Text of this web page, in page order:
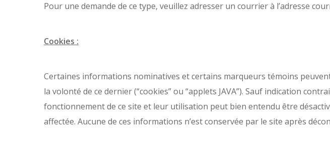
Pour une demande de ce type, veuillez adresser un courrier à l’adresse
Cookies :
Certaines informations nominatives et certains marqueurs témoins
la volonté de ce dernier (“cookies” ou “applets JAVA”). Sauf indication
fonctionnement de ce site et leur utilisation peut bien entendu être
affectée. Aucune de ces informations n’est conservée par le site après